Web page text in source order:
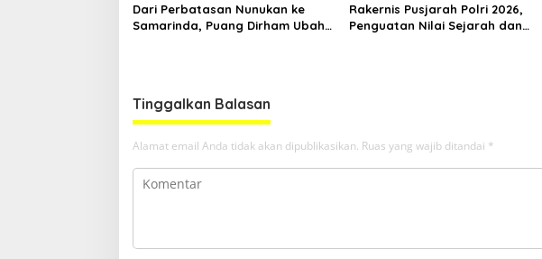
Dari Perbatasan Nunukan ke
Samarinda, Puang Dirham Ubah
Rakernis Pusjarah Polri 2026,
Penguatan Nilai Sejarah dan
Tinggalkan Balasan
Alamat email Anda tidak akan dipublikasikan. Ruas yang wajib ditandai *